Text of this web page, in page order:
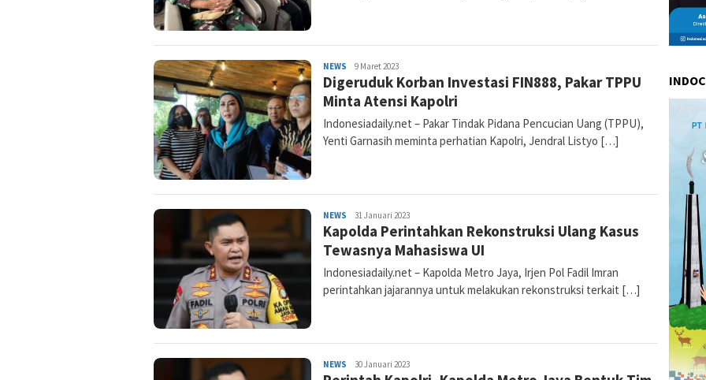
NEWS Nur
Komalasari
9 Maret 2023
Digeruduk Korban Investasi FIN888, Pakar TPPU
Minta Atensi Kapolri
Indonesiadaily.net – Pakar Tindak Pidana Pencucian Uang (TPPU),
Yenti Garnasih meminta perhatian Kapolri, Jendral Listyo […]
NEWS Nur
Komalasari
31 Januari 2023
Kapolda Perintahkan Rekonstruksi Ulang Kasus
Tewasnya Mahasiswa UI
Indonesiadaily.net – Kapolda Metro Jaya, Irjen Pol Fadil Imran
perintahkan jajarannya untuk melakukan rekonstruksi terkait […]
NEWS Nur
Komalasari
30 Januari 2023